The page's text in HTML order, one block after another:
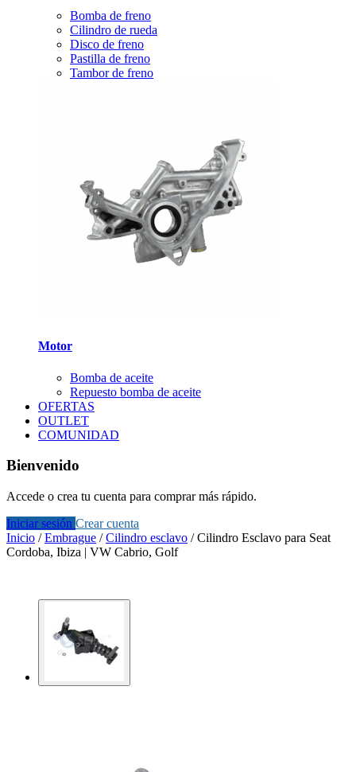
Bomba de freno
Cilindro de rueda
Disco de freno
Pastilla de freno
Tambor de freno
Motor
Bomba de aceite
Repuesto bomba de aceite
OFERTAS
OUTLET
COMUNIDAD
Bienvenido
Accede o crea tu cuenta para comprar más rápido.
Iniciar sesión Crear cuenta
Inicio /Embrague /Cilindro esclavo /Cilindro Esclavo para Seat
Cordoba, Ibiza | VW Cabrio, Golf